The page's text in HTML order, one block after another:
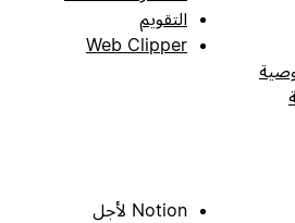
التقويم
Web Clipper
Notion لأجل